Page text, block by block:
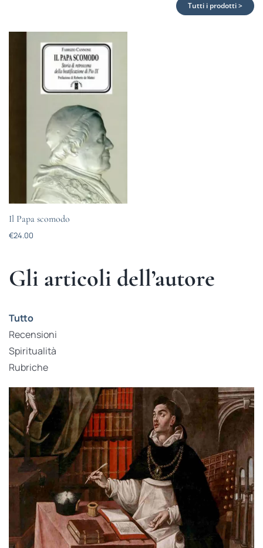
Tutti i prodotti >
Il Papa scomodo
€24.00
Gli articoli dell’autore
Tutto
Recensioni
Spiritualità
Rubriche